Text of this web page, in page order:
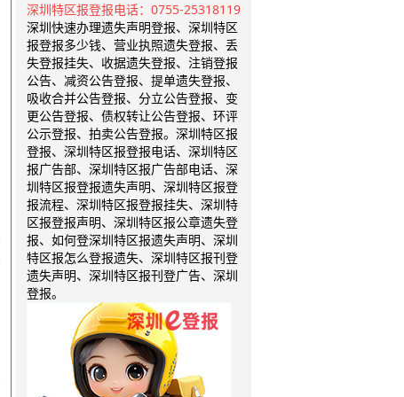
深圳特区报登报电话：0755-25318119
深圳快速办理遗失声明登报、深圳特区
报登报多少钱、营业执照遗失登报、丢
失登报挂失、收据遗失登报、注销登报
公告、减资公告登报、提单遗失登报、
吸收合并公告登报、分立公告登报、变
更公告登报、债权转让公告登报、环评
公示登报、拍卖公告登报。深圳特区报
登报、深圳特区报登报电话、深圳特区
报广告部、深圳特区报广告部电话、深
圳特区报登报遗失声明、深圳特区报登
报流程、深圳特区报登报挂失、深圳特
区报登报声明、深圳特区报公章遗失登
报、如何登深圳特区报遗失声明、深圳
特区报怎么登报遗失、深圳特区报刊登
遗失声明、深圳特区报刊登广告、深圳
登报。